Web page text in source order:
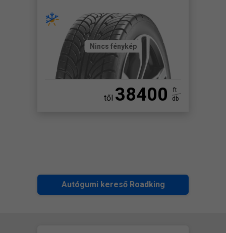
Nincs fénykép
től 38400
ft
db
Autógumi kereső Roadking